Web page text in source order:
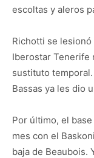
escoltas y aleros
Richotti se
Iberostar Tenerife
sustituto
Bassas ya les dio
Por último, el
mes con el
baja de Beaubois.